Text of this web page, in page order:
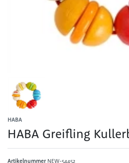
HABA
HABA Greifling
Artikelnummer NEW-54452